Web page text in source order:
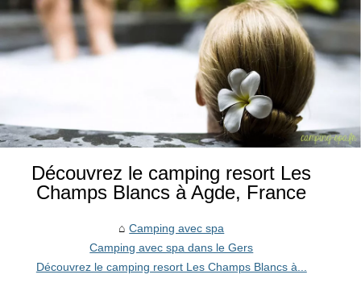
Découvrez le camping resort Les
Champs Blancs à Agde, France
Camping avec spa
Camping avec spa dans le Gers
Découvrez le camping resort Les Champs Blancs à...